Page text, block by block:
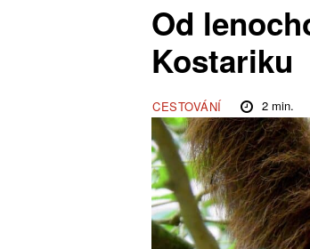
Od
Kostariku
CESTOVÁNÍ 2min.